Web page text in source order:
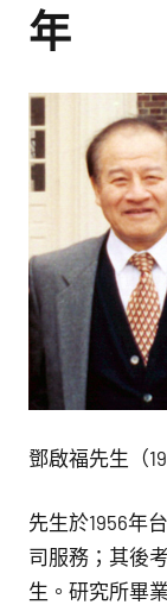
年
鄧啟福先生（
先生於1956年
司服務；其後
生。研究所畢